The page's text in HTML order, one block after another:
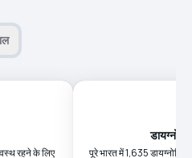
रहने के लिए
पूरे भारत में 1,635